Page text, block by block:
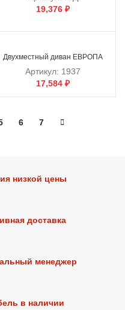
19,376₽
Двухместный диван ЕВРОПА
Артикул: 1937
17,584₽
6 7
низкой цены
доставка
менеджер
в наличии